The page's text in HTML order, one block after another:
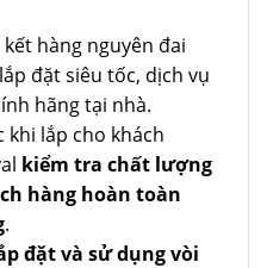
hàng nguyên đai
đặt siêu tốc, dịch vụ
hãng tại nhà.
khi lắp cho khách
kiểm tra chất lượng
hàng hoàn toàn
.
đặt và sử dụng vòi